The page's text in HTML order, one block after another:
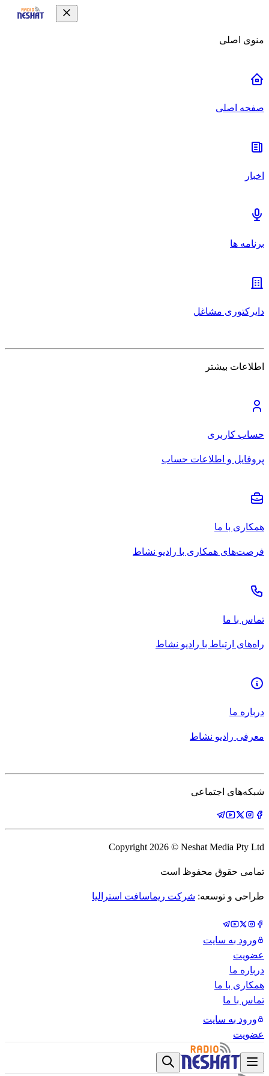
منوی اصلی
صفحه اصلی
اخبار
برنامه ها
دایرکتوری مشاغل
اطلاعات بیشتر
حساب کاربری
پروفایل و اطلاعات حساب
همکاری با ما
فرصت‌های همکاری با رادیو نشاط
تماس با ما
راه‌های ارتباط با رادیو نشاط
درباره ما
معرفی رادیو نشاط
شبکه‌های اجتماعی
Copyright 2026 © Neshat Media Pty Ltd
تمامی حقوق محفوظ است
طراحی و توسعه: شرکت ریماسافت استرالیا
ورود به سایت
عضویت
درباره ما
همکاری با ما
تماس با ما
ورود به سایت
عضویت